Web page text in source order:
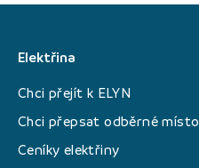
Elektřina
Chci přejít k ELYN
Chci přepsat odběrné místo
Ceníky elektřiny